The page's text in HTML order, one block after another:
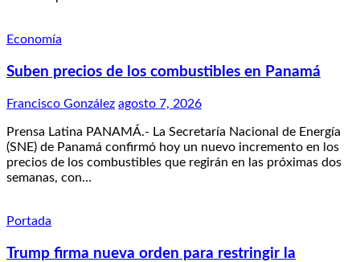
Economía
Suben precios de los combustibles en Panamá
Francisco González agosto 7, 2026
Prensa Latina PANAMÁ.- La Secretaría Nacional de Energía
(SNE) de Panamá confirmó hoy un nuevo incremento en los
precios de los combustibles que regirán en las próximas dos
semanas, con…
Portada
Trump firma nueva orden para restringir la